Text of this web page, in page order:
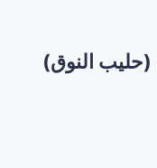
(حليب النوق)